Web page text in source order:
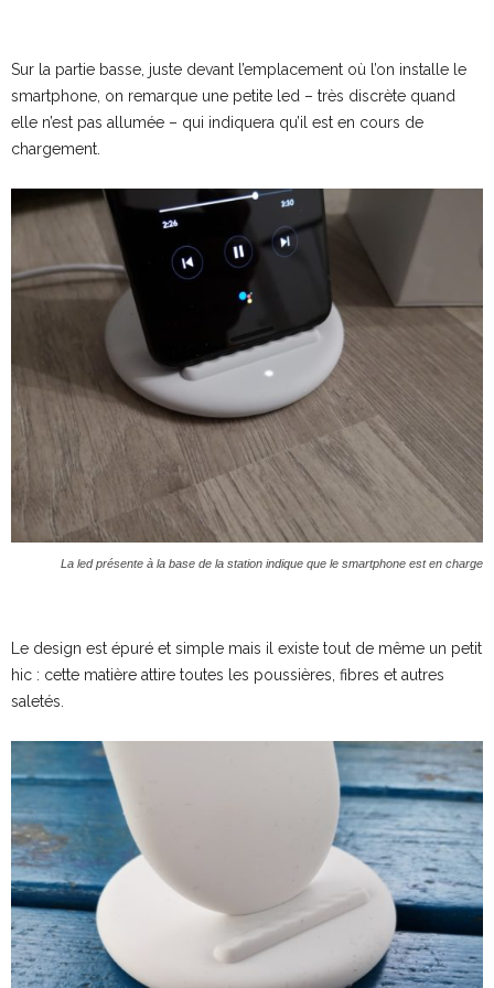
Sur la partie basse, juste devant l’emplacement où l’on installe le
smartphone, on remarque une petite led – très discrète quand
elle n’est pas allumée – qui indiquera qu’il est en cours de
chargement.
La led présente à la base de la station indique que le smartphone est en charge
Le design est épuré et simple mais il existe tout de même un petit
hic : cette matière attire toutes les poussières, fibres et autres
saletés.